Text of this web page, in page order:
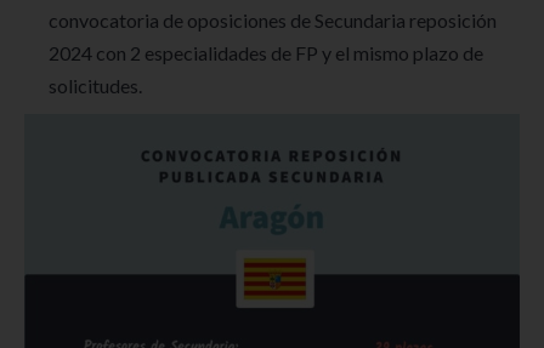
convocatoria de oposiciones de Secundaria reposición
2024 con 2 especialidades de FP y el mismo plazo de
solicitudes.